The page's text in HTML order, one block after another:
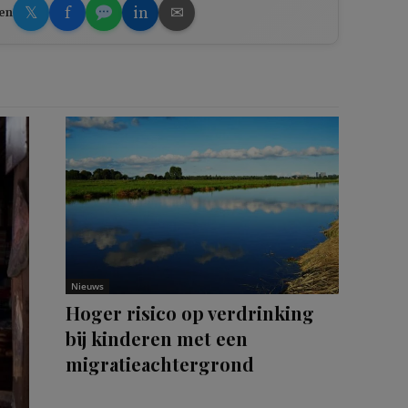
𝕏 f in ✉
Nieuws
Hoger risico op verdrinking
bij kinderen met een
migratieachtergrond